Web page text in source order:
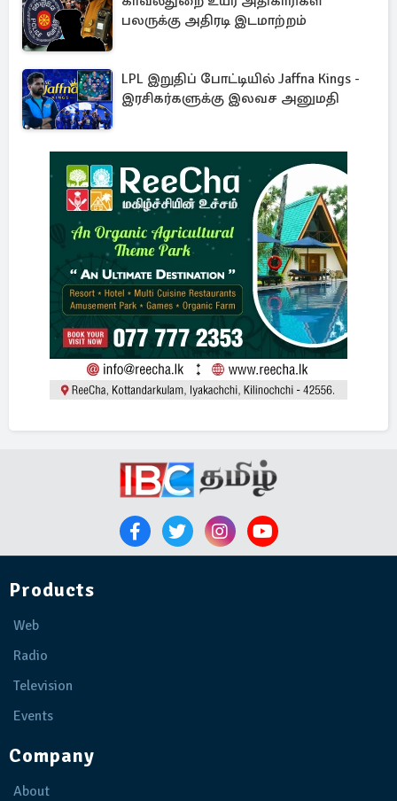
பலருக்கு அதிரடி இடமாற்றம்
LPL இறுதிப் போட்டியில் Jaffna Kings -
இரசிகர்களுக்கு இலவச அனுமதி
Products
Web
Radio
Television
Events
Company
About